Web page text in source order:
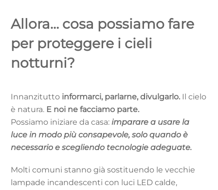
Allora… cosa possiamo fare
per proteggere i cieli
notturni?
Innanzitutto informarci, parlarne, divulgarlo. Il cielo
è natura. E noi ne facciamo parte.
Possiamo iniziare da casa: imparare a usare la
luce in modo più consapevole, solo quando è
necessario e scegliendo tecnologie adeguate.
Molti comuni stanno già sostituendo le vecchie
lampade incandescenti con luci LED calde,